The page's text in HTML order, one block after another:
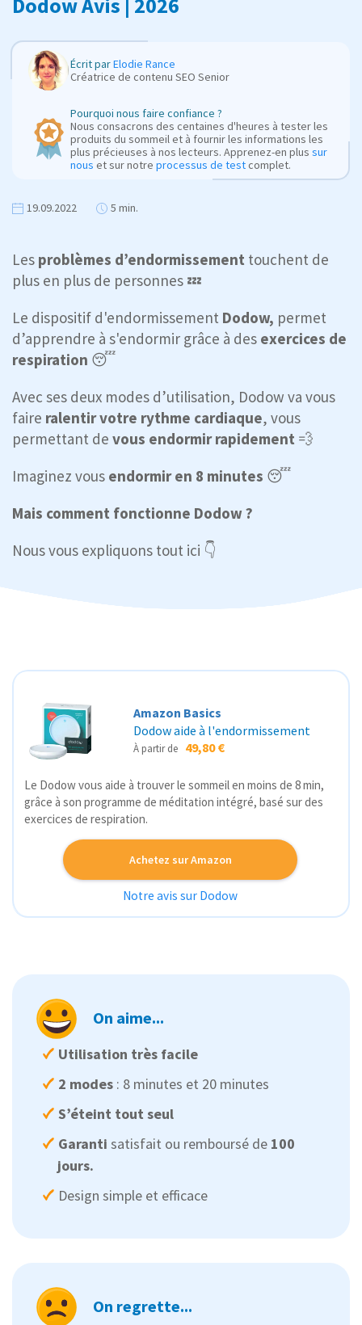
Écrit parElodie Rance
Créatrice de contenu SEO Senior
Pourquoi nous faire confiance ?
Nous consacrons des centaines d'heures à tester les
produits du sommeil et à fournir les informations les
plus précieuses à nos lecteurs. Apprenez-en plus sur
nous et sur notre processus de testcomplet.
19.09.2022 5 min.
Les problèmes d’endormissement touchent de
plus en plus de personnes 💤
Le dispositif d'endormissement Dodow, permet
d’apprendre à s'endormir grâce à des exercices de
respiration 😴
Avec ses deux modes d’utilisation, Dodow va vous
faire ralentir votre rythme cardiaque, vous
permettant de vous endormir rapidement 💨
Imaginez vous endormir en 8 minutes 😴
Mais comment fonctionne Dodow ?
Nous vous expliquons tout ici 👇
Amazon Basics
Dodow aide à l'endormissement
À partir de 49,80 €
Le Dodow vous aide à trouver le sommeil en moins de 8 min,
grâce à son programme de méditation intégré, basé sur des
exercices de respiration.
Achetez sur Amazon
Notre avis sur Dodow
On aime...
Utilisation très facile
2 modes : 8 minutes et 20 minutes
S’éteint tout seul
Garanti satisfait ou remboursé de 100
jours.
Design simple et efficace
On regrette...